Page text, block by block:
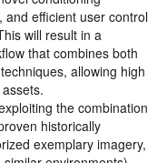
efficient user control
will result in a
that combines both
allowing high
the combination
historically
exemplary imagery,